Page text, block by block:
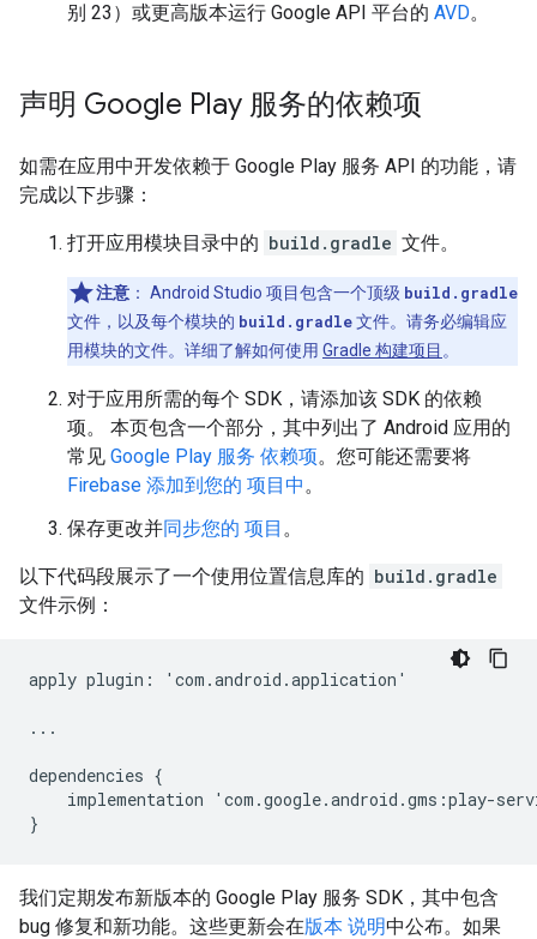
别 23）或更高版本运行 Google API 平台的 AVD。
声明 Google Play 服务的依赖项
如需在应用中开发依赖于 Google Play 服务 API 的功能，请
完成以下步骤：
打开应用模块目录中的 build.gradle 文件。
注意 ： Android Studio 项目包含一个顶级 build.gradle
文件，以及每个模块的 build.gradle文件。请务必编辑应
用模块的文件。详细了解如何使用 Gradle 构建项目 。
对于应用所需的每个 SDK，请添加该 SDK 的依赖
项。 本页包含一个部分，其中列出了 Android 应用的
常见 Google Play 服务 依赖项。您可能还需要将
Firebase 添加到您的 项目中。
保存更改并同步您的 项目 。
以下代码段展示了一个使用位置信息库的 build.gradle
文件示例：
apply plugin : ' com .android .application '
...
dependencies {
implementation
' com .google.android .gms :play-
}
我们定期发布新版本的 Google Play 服务 SDK，其中包含
bug 修复和新功能。这些更新会在版本 说明中公布。如果